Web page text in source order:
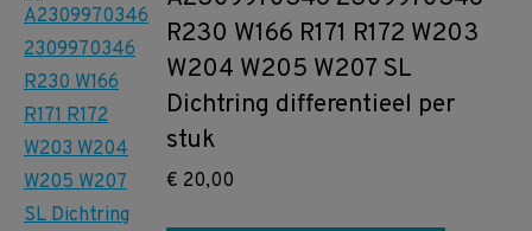
R230 W166 R171 R172 W203
W204 W205 W207 SL
Dichtring differentieel per
stuk
€ 20,00